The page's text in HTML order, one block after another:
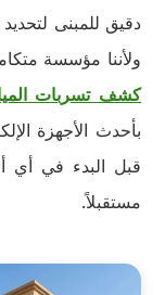
دقيق للمبنى
ولأننا مؤسسة
كشف تسربات
بأحدث الأجهزة
قبل البدء في أي
مستقبلاً.